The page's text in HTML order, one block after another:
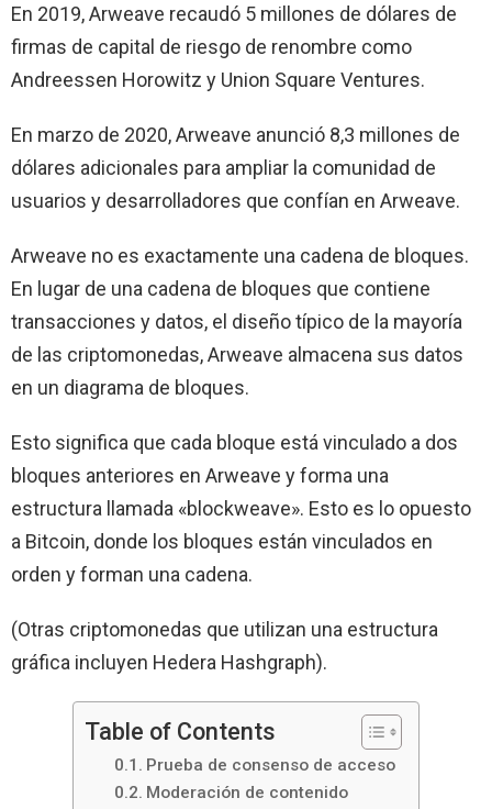
En 2019, Arweave recaudó 5 millones de dólares de
firmas de capital de riesgo de renombre como
Andreessen Horowitz y Union Square Ventures.
En marzo de 2020, Arweave anunció 8,3 millones de
dólares adicionales para ampliar la comunidad de
usuarios y desarrolladores que confían en Arweave.
Arweave no es exactamente una cadena de bloques.
En lugar de una cadena de bloques que contiene
transacciones y datos, el diseño típico de la mayoría
de las criptomonedas, Arweave almacena sus datos
en un diagrama de bloques.
Esto significa que cada bloque está vinculado a dos
bloques anteriores en Arweave y forma una
estructura llamada «blockweave». Esto es lo opuesto
a Bitcoin, donde los bloques están vinculados en
orden y forman una cadena.
(Otras criptomonedas que utilizan una estructura
gráfica incluyen Hedera Hashgraph).
Table of Contents
Prueba de consenso de acceso
Moderación de contenido